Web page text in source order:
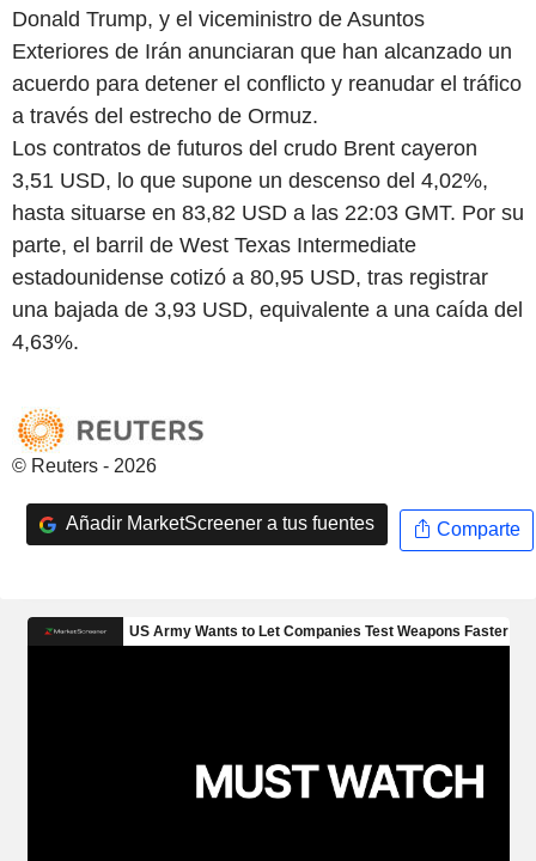
Donald Trump, y el viceministro de Asuntos
Exteriores de Irán anunciaran que han alcanzado un
acuerdo para detener el conflicto y reanudar el tráfico
a través del estrecho de Ormuz.
Los contratos de futuros del crudo Brent cayeron
3,51 USD, lo que supone un descenso del 4,02%,
hasta situarse en 83,82 USD a las 22:03 GMT. Por su
parte, el barril de West Texas Intermediate
estadounidense cotizó a 80,95 USD, tras registrar
una bajada de 3,93 USD, equivalente a una caída del
4,63%.
© Reuters - 2026
Añadir MarketScreener a tus fuentes Comparte